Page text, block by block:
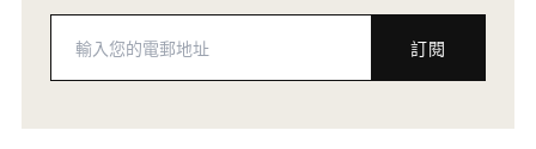
訂閱